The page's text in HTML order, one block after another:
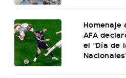
Homenaje
AFA
el "Día de